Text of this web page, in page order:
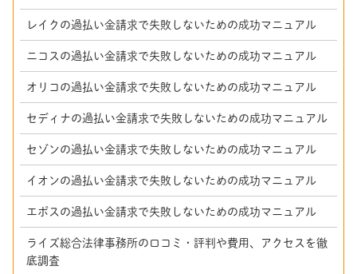
レイクの過払い金請求で失敗しないための成功マニュアル
ニコスの過払い金請求で失敗しないための成功マニュアル
オリコの過払い金請求で失敗しないための成功マニュアル
セディナの過払い金請求で失敗しないための成功マニュアル
セゾンの過払い金請求で失敗しないための成功マニュアル
イオンの過払い金請求で失敗しないための成功マニュアル
エポスの過払い金請求で失敗しないための成功マニュアル
ライズ総合法律事務所の口コミ・評判や費用、アクセスを徹
底調査